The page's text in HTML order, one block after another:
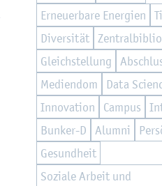
Er­neu­er­ba­re En­er­gi­en
Di­ver­si­tät
Gleich­stel­lung
Me­di­en­dom
Data
In­no­va­ti­on
Cam­pus
Bun­ker-D
Alum­ni
Ge­sund­heit
So­zia­le Ar­beit und